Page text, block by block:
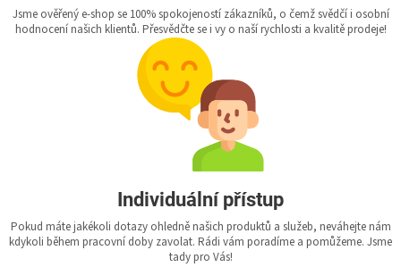
Jsme ověřený e-shop se 100% spokojeností zákazníků, o čemž svědčí i osobní
hodnocení našich klientů. Přesvědčte se i vy o naší rychlosti a kvalitě prodeje!
Individuální přístup
Pokud máte jakékoli dotazy ohledně našich produktů a služeb, neváhejte nám
kdykoli během pracovní doby zavolat. Rádi vám poradíme a pomůžeme. Jsme
tady pro Vás!